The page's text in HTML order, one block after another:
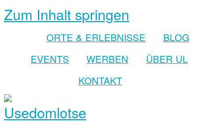
Zum Inhalt springen
ORTE & ERLEBNISSE
BLOG
EVENTS
WERBEN
ÜBER UL
KONTAKT